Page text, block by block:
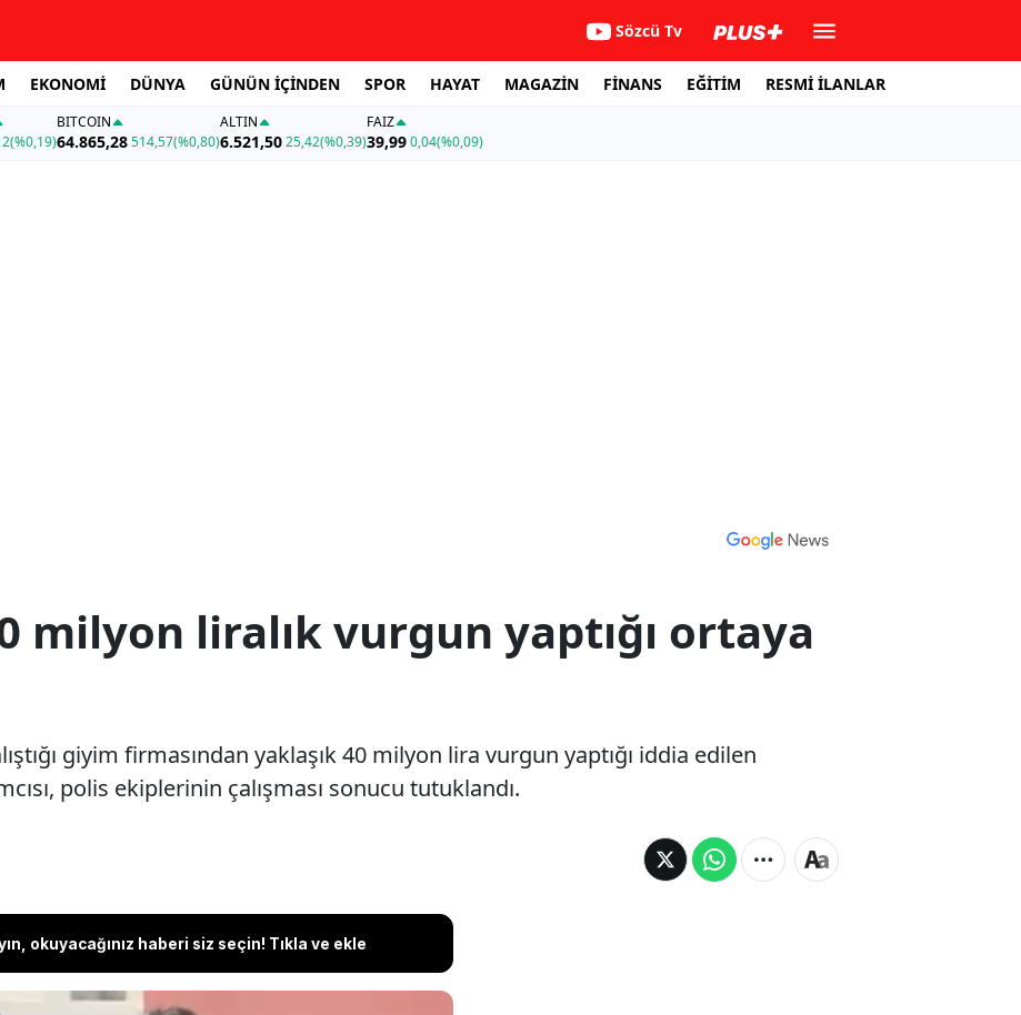
Sözcü Tv
EKONOMİ DÜNYA GÜNÜN İÇİNDEN SPOR HAYAT MAGAZİN FİNANS EĞİTİM RESMİ İLANLAR
(%0,19)
BITCOIN
64.865,28514,57(%0,80)
ALTIN
6.521,5025,42(%0,39)
FAİZ
39,990,04(%0,09)
milyon liralık vurgun yaptığı ortaya
giyim firmasından yaklaşık 40 milyon lira vurgun yaptığı iddia edilen
polis ekiplerinin çalışması sonucu tutuklandı.
okuyacağınız haberi siz seçin! Tıkla ve ekle